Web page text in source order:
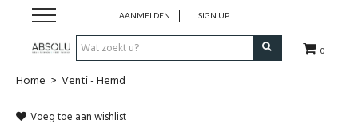
0
AANMELDEN SIGN UP
Webshop Dames
Home > Venti - Hemd
Voeg toe aan wishlist